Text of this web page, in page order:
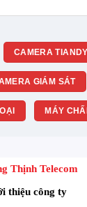
CAMERA TIANDY
GIÁM SÁT
MÁY
Thịnh Telecom
thiệu công ty